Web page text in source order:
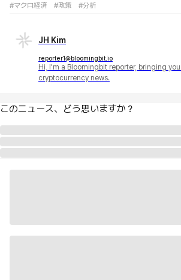
#マクロ経済 #政策 #分析
JH Kim
reporter1@bloomingbit.io
Hi, I'm a Bloomingbit reporter, bringing
cryptocurrency news.
このニュース、どう思いますか？